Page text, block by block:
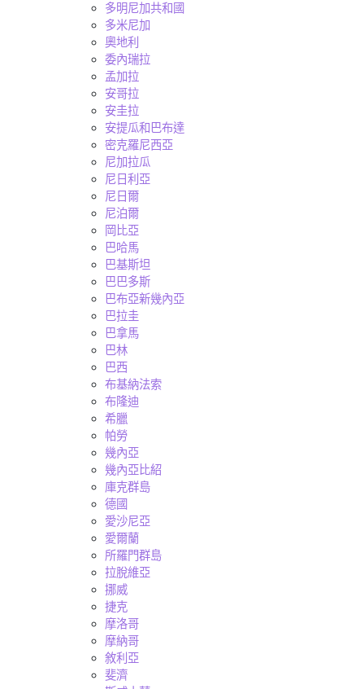
多明尼加共和國
多米尼加
奧地利
委內瑞拉
孟加拉
安哥拉
安圭拉
安提瓜和巴布達
密克羅尼西亞
尼加拉瓜
尼日利亞
尼日爾
尼泊爾
岡比亞
巴哈馬
巴基斯坦
巴巴多斯
巴布亞新幾內亞
巴拉圭
巴拿馬
巴林
巴西
布基納法索
布隆迪
希臘
帕勞
幾內亞
幾內亞比紹
庫克群島
德國
愛沙尼亞
愛爾蘭
所羅門群島
拉脫維亞
挪威
捷克
摩洛哥
摩納哥
敘利亞
斐濟